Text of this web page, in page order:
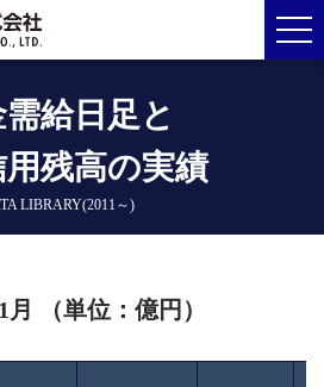
給日足と
用残高の実績
LIBRARY(2011～)
月 （単位：億円）